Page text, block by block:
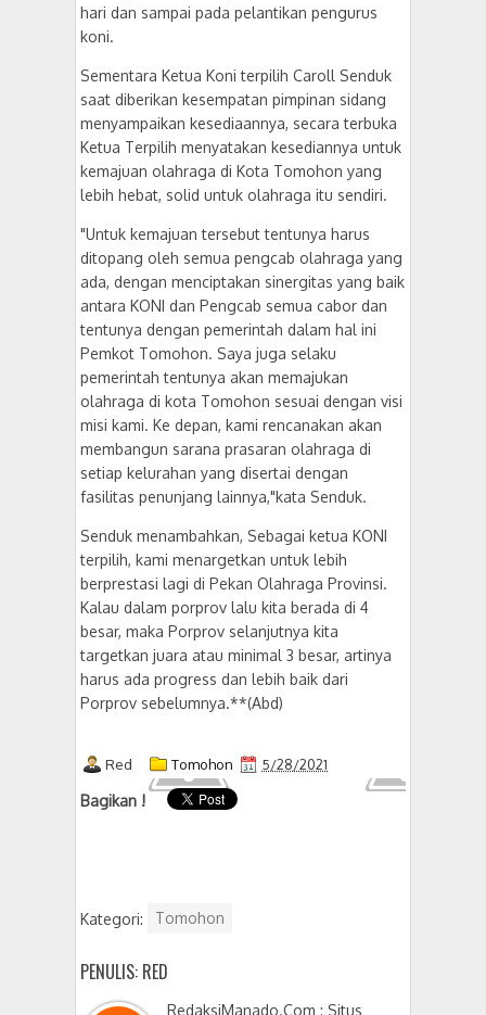
hari dan sampai pada pelantikan pengurus
koni.
Sementara Ketua Koni terpilih Caroll Senduk
saat diberikan kesempatan pimpinan sidang
menyampaikan kesediaannya, secara terbuka
Ketua Terpilih menyatakan kesediannya untuk
kemajuan olahraga di Kota Tomohon yang
lebih hebat, solid untuk olahraga itu sendiri.
"Untuk kemajuan tersebut tentunya harus
ditopang oleh semua pengcab olahraga yang
ada, dengan menciptakan sinergitas yang baik
antara KONI dan Pengcab semua cabor dan
tentunya dengan pemerintah dalam hal ini
Pemkot Tomohon. Saya juga selaku
pemerintah tentunya akan memajukan
olahraga di kota Tomohon sesuai dengan visi
misi kami. Ke depan, kami rencanakan akan
membangun sarana prasaran olahraga di
setiap kelurahan yang disertai dengan
fasilitas penunjang lainnya,"kata Senduk.
Senduk menambahkan, Sebagai ketua KONI
terpilih, kami menargetkan untuk lebih
berprestasi lagi di Pekan Olahraga Provinsi.
Kalau dalam porprov lalu kita berada di 4
besar, maka Porprov selanjutnya kita
targetkan juara atau minimal 3 besar, artinya
harus ada progress dan lebih baik dari
Porprov sebelumnya.**(Abd)
Red Tomohon 5/28/2021
Bagikan !
Kategori: Tomohon
PENULIS: RED
RedaksiManado.Com : Situs